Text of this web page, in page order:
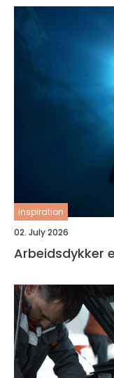
inspiration
02. July 2026